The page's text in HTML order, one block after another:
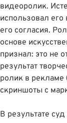
видеоролик.
использовал
его согласия.
основе
признал: это не
результат
ролик в
скриншоты с
В результате